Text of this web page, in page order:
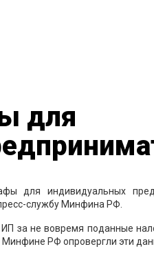
для
для индивидуальных
службу Минфина РФ.
за не вовремя поданные
РФ опровергли эти